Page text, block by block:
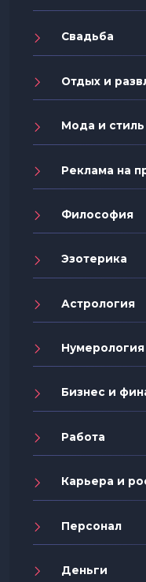
Свадьба
Отдых и
Мода и стиль
Реклама на
Философия
Эзотерика
Астрология
Нумерология
Бизнес и
Работа
Карьера и
Персонал
Деньги